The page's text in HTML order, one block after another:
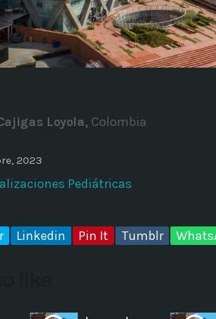
DESIGN ADMINISTRATOR
Validating
Time
Loyola, Colombia
2023
Pediátricas
Linkedin Pin It Tumblr